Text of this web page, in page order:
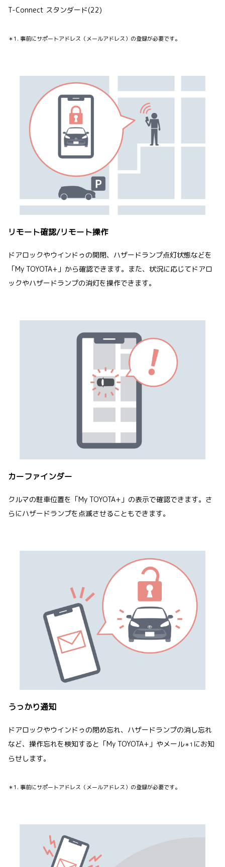
T-Connect スタンダード(22)
＊1. 事前にサポートアドレス（メールアドレス）の登録が必要です。
リモート確認/リモート操作
ドアロックやウインドゥの開閉、ハザードランプ点灯状態などを
「My TOYOTA+」から確認できます。また、状況に応じてドアロ
ックやハザードランプの消灯を操作できます。
カーファインダー
クルマの駐車位置を「My TOYOTA+」の表示で確認できます。さ
らにハザードランプを点滅させることもできます。
うっかり通知
ドアロックやウインドゥの閉め忘れ、ハザードランプの消し忘れ
など、操作忘れを検知すると「My TOYOTA+」やメール＊1 にお知
らせします。
＊1. 事前にサポートアドレス（メールアドレス）の登録が必要です。